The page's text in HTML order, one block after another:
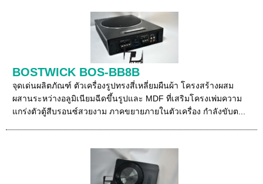
BOSTWICK BOS-BB8B
จุดเด่นผลิตภัณฑ์ ตัวเครื่องรูปทรงสี่เหลี่ยมผืนผ้า โครงสร้างผสม
ผสานระหว่างอลูมิเนียมฉีดขึ้นรูปและ MDF ที่เสริมโครงเพ่มความ
แกร่งตัวตู้สีบรอนซ์สวยงาม ภาคขยายภายในตัวเครื่อง กำลังขับต...